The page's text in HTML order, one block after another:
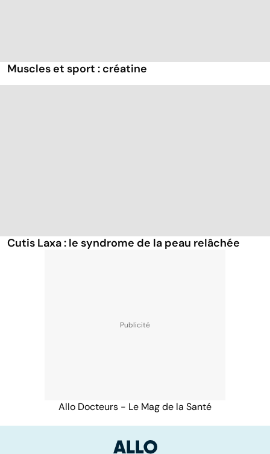
Muscles et sport : créatine
Cutis Laxa : le syndrome de la peau relâchée
Allo Docteurs - Le Mag de la Santé